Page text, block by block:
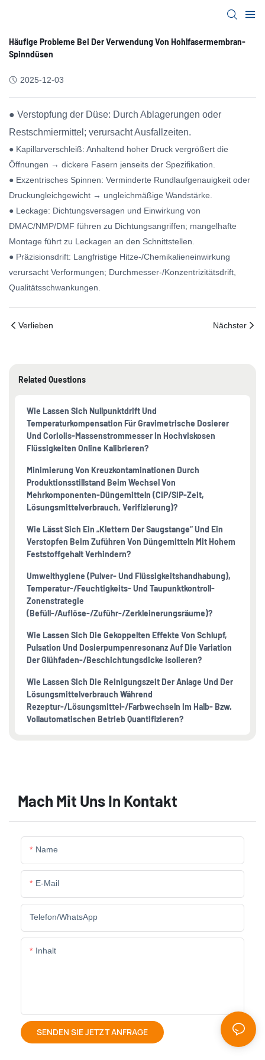
Häufige Probleme Bei Der Verwendung Von Hohlfasermembran-
Spinndüsen
2025-12-03
● Verstopfung der Düse: Durch Ablagerungen oder
Restschmiermittel; verursacht Ausfallzeiten.
● Kapillarverschleiß: Anhaltend hoher Druck vergrößert die
Öffnungen → dickere Fasern jenseits der Spezifikation.
● Exzentrisches Spinnen: Verminderte Rundlaufgenauigkeit oder
Druckungleichgewicht → ungleichmäßige Wandstärke.
● Leckage: Dichtungsversagen und Einwirkung von
DMAC/NMP/DMF führen zu Dichtungsangriffen; mangelhafte
Montage führt zu Leckagen an den Schnittstellen.
● Präzisionsdrift: Langfristige Hitze-/Chemikalieneinwirkung
verursacht Verformungen; Durchmesser-/Konzentrizitätsdrift,
Qualitätsschwankungen.
Verlieben Nächster
Related Questions
Wie Lassen Sich Nullpunktdrift Und
Temperaturkompensation Für Gravimetrische Dosierer
Und Coriolis-Massenstrommesser In Hochviskosen
Flüssigkeiten Online Kalibrieren?
Minimierung Von Kreuzkontaminationen Durch
Produktionsstillstand Beim Wechsel Von
Mehrkomponenten-Düngemitteln (CIP/SIP-Zeit,
Lösungsmittelverbrauch, Verifizierung)?
Wie Lässt Sich Ein „Klettern Der Saugstange“ Und Ein
Verstopfen Beim Zuführen Von Düngemitteln Mit Hohem
Feststoffgehalt Verhindern?
Umwelthygiene (Pulver- Und Flüssigkeitshandhabung),
Temperatur-/Feuchtigkeits- Und Taupunktkontroll-
Zonenstrategie
(Befüll-/Auflöse-/Zuführ-/Zerkleinerungsräume)?
Wie Lassen Sich Die Gekoppelten Effekte Von Schlupf,
Pulsation Und Dosierpumpenresonanz Auf Die Variation
Der Glühfaden-/Beschichtungsdicke Isolieren?
Wie Lassen Sich Die Reinigungszeit Der Anlage Und Der
Lösungsmittelverbrauch Während
Rezeptur-/Lösungsmittel-/Farbwechseln Im Halb- Bzw.
Vollautomatischen Betrieb Quantifizieren?
Mach Mit Uns In Kontakt
Name
E-Mail
Telefon/WhatsApp
Inhalt
SENDEN SIE JETZT ANFRAGE